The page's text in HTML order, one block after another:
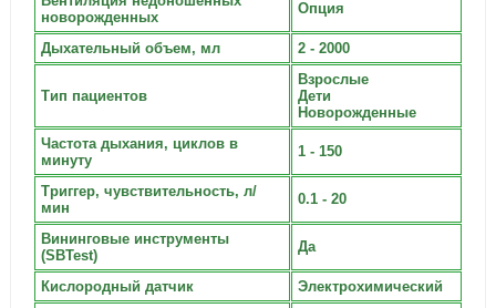
новорожденных
Опция
Дыхательный объем, мл 2 - 2000
Тип пациентов
Взрослые
Дети
Новорожденные
Частота дыхания, циклов в
минуту
1 - 150
Триггер, чувствительность, л/
мин
0.1 - 20
Вининговые инструменты
(SBTest)
Да
Кислородный датчик Электрохимический